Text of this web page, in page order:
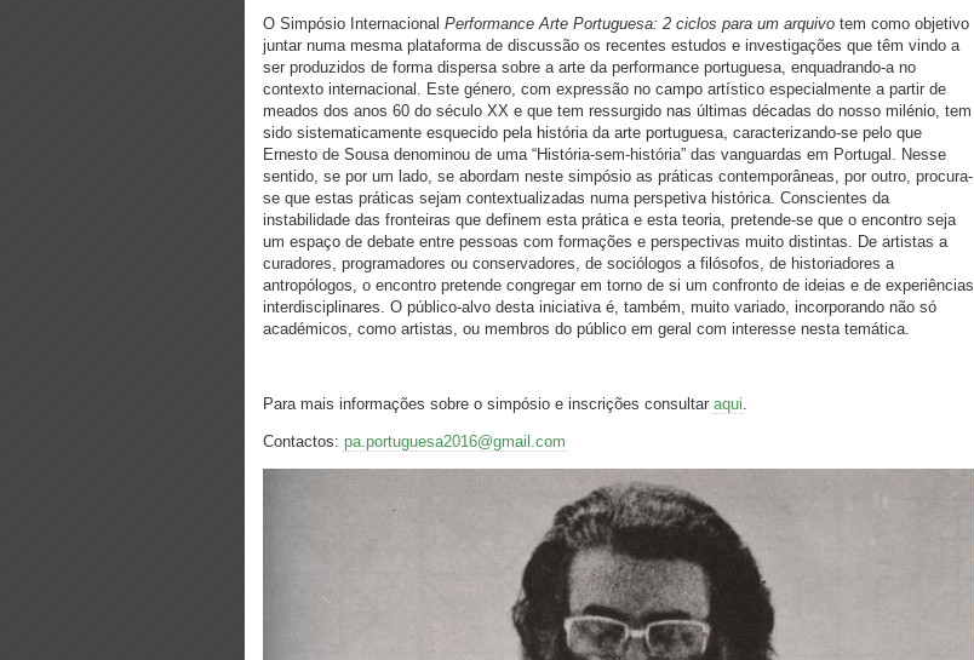
O Simpósio Internacional Performance Arte Portuguesa: 2 ciclos para um arquivo tem como objetivo
juntar numa mesma plataforma de discussão os recentes estudos e investigações que têm vindo a
ser produzidos de forma dispersa sobre a arte da performance portuguesa, enquadrando-a no
contexto internacional. Este género, com expressão no campo artístico especialmente a partir de
meados dos anos 60 do século XX e que tem ressurgido nas últimas décadas do nosso milénio, tem
sido sistematicamente esquecido pela história da arte portuguesa, caracterizando-se pelo que
Ernesto de Sousa denominou de uma “História-sem-história” das vanguardas em Portugal. Nesse
sentido, se por um lado, se abordam neste simpósio as práticas contemporâneas, por outro, procura-
se que estas práticas sejam contextualizadas numa perspetiva histórica. Conscientes da
instabilidade das fronteiras que definem esta prática e esta teoria, pretende-se que o encontro seja
um espaço de debate entre pessoas com formações e perspectivas muito distintas. De artistas a
curadores, programadores ou conservadores, de sociólogos a filósofos, de historiadores a
antropólogos, o encontro pretende congregar em torno de si um confronto de ideias e de experiências
interdisciplinares. O público-alvo desta iniciativa é, também, muito variado, incorporando não só
académicos, como artistas, ou membros do público em geral com interesse nesta temática.
Para mais informações sobre o simpósio e inscrições consultar aqui.
Contactos: pa.portuguesa2016@gmail.com